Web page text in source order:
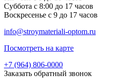
Суббота с 8:00 до 17 часов
Воскресенье с 9 до 17 часов
info@stroymateriali-optom.ru
Посмотреть на карте
+7 (964) 806-0000
Заказать обратный звонок